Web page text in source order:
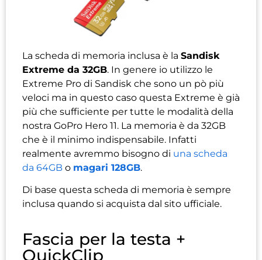
La scheda di memoria inclusa è la Sandisk
Extreme da 32GB. In genere io utilizzo le
Extreme Pro di Sandisk che sono un pò più
veloci ma in questo caso questa Extreme è già
più che sufficiente per tutte le modalità della
nostra GoPro Hero 11. La memoria è da 32GB
che è il minimo indispensabile. Infatti
realmente avremmo bisogno di una scheda
da 64GB o magari 128GB.
Di base questa scheda di memoria è sempre
inclusa quando si acquista dal sito ufficiale.
Fascia per la testa +
QuickClip